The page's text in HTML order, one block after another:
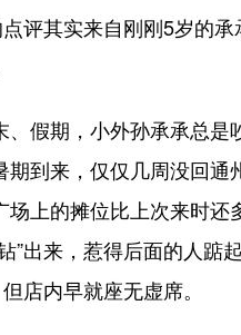
评其实来自刚刚5岁的承
假期，小外孙承承总是
到来，仅仅几周没回通
上的摊位比上次来时还
”出来，惹得后面的人踮
店内早就座无虚席。